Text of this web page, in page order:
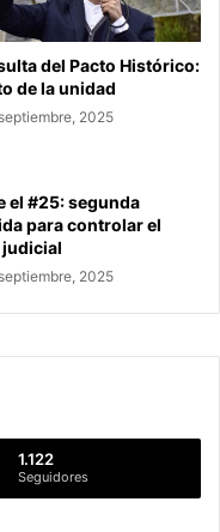
del Pacto Histórico:
de la unidad
2025
el #25: segunda
para controlar el
2025
1.122
Seguidores